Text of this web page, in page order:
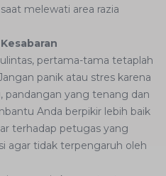
melewati area razia
pertama-tama tetaplah
panik atau stres karena
pandangan yang tenang dan
Anda berpikir lebih baik
terhadap petugas yang
agar tidak terpengaruh oleh